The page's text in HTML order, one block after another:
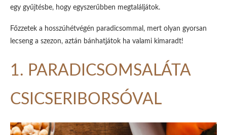
egy gyűjtésbe, hogy egyszerűbben megtaláljátok.
Főzzetek a hosszúhétvégén paradicsommal, mert olyan gyorsan
lecseng a szezon, aztán bánhatjátok ha valami kimaradt!
1. PARADICSOMSALÁTA
CSICSERIBORSÓVAL